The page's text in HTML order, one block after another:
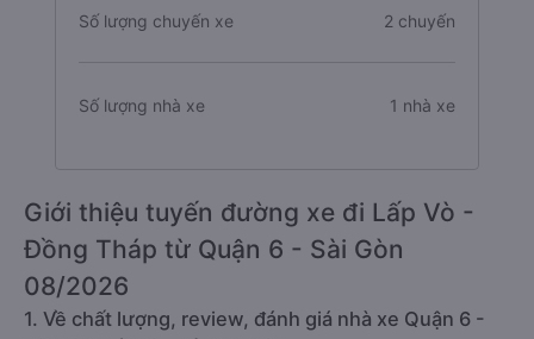
Số lượng chuyến xe 2 chuyến
Số lượng nhà xe 1 nhà xe
Giới thiệu tuyến đường xe đi Lấp Vò -
Đồng Tháp từ Quận 6 - Sài Gòn
08/2026
1. Về chất lượng, review, đánh giá nhà xe Quận 6 -